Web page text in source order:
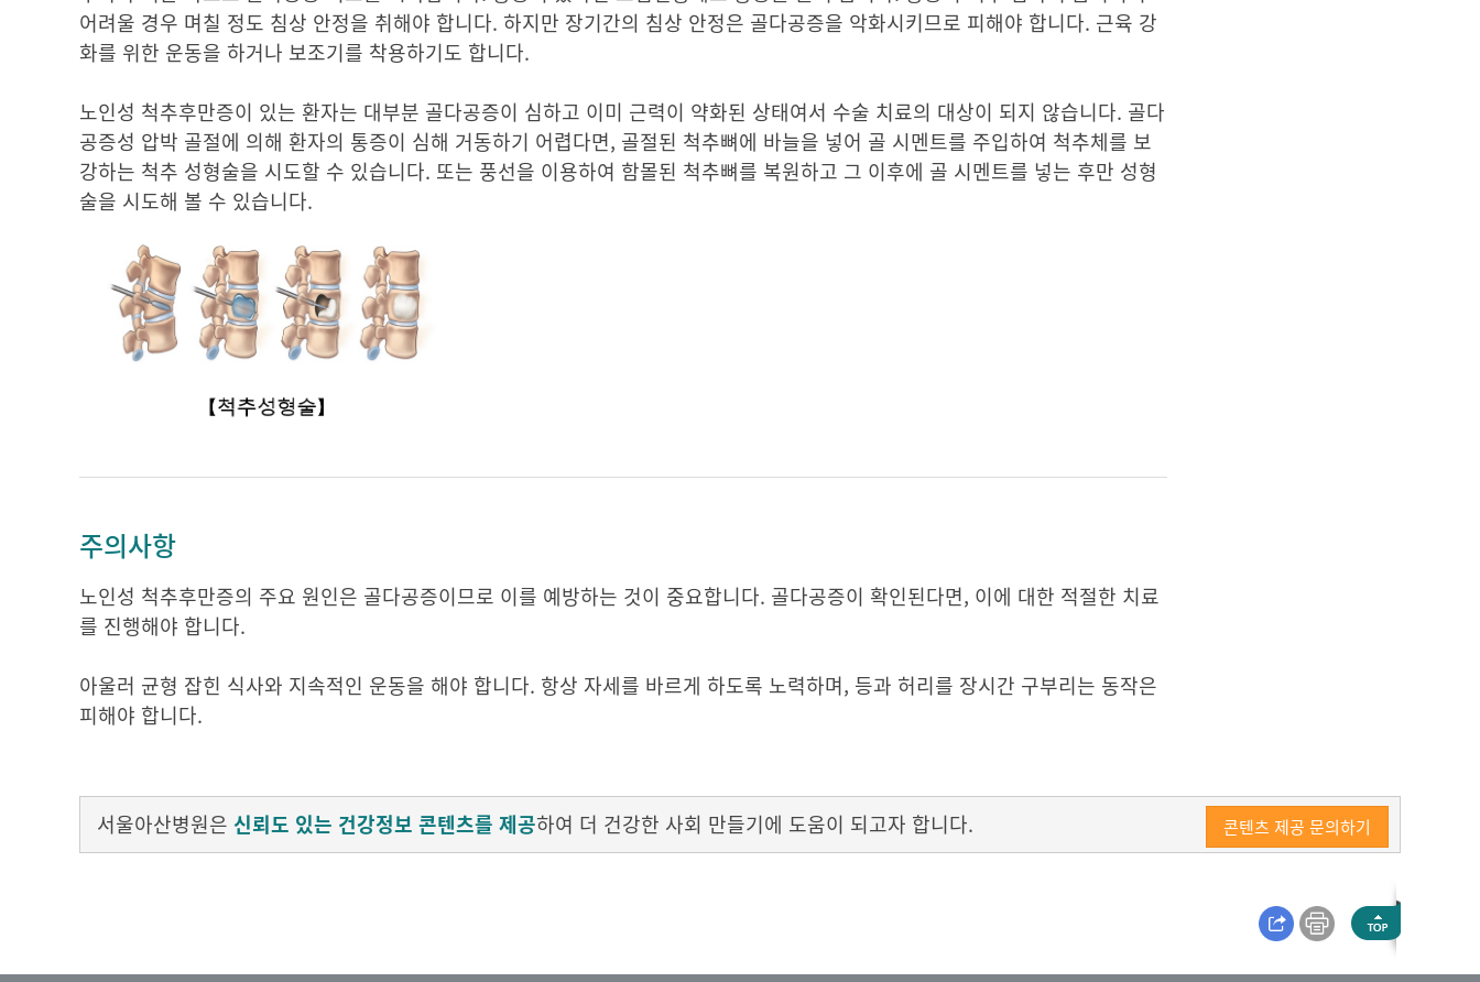
어려울 경우 며칠 정도 침상 안정을 취해야 합니다. 하지만 장기간의 침상 안정은 골다공증을 악화시키므로 피해야 합니다. 근육 강
화를 위한 운동을 하거나 보조기를 착용하기도 합니다.
노인성 척추후만증이 있는 환자는 대부분 골다공증이 심하고 이미 근력이 약화된 상태여서 수술 치료의 대상이 되지 않습니다. 골다
공증성 압박 골절에 의해 환자의 통증이 심해 거동하기 어렵다면, 골절된 척추뼈에 바늘을 넣어 골 시멘트를 주입하여 척추체를 보
강하는 척추 성형술을 시도할 수 있습니다. 또는 풍선을 이용하여 함몰된 척추뼈를 복원하고 그 이후에 골 시멘트를 넣는 후만 성형
술을 시도해 볼 수 있습니다.
주의사항
노인성 척추후만증의 주요 원인은 골다공증이므로 이를 예방하는 것이 중요합니다. 골다공증이 확인된다면, 이에 대한 적절한 치료
를 진행해야 합니다.
아울러 균형 잡힌 식사와 지속적인 운동을 해야 합니다. 항상 자세를 바르게 하도록 노력하며, 등과 허리를 장시간 구부리는 동작은
피해야 합니다.
서울아산병원은 신뢰도 있는 건강정보 콘텐츠를 제공하여 더 건강한 사회 만들기에 도움이 되고자 합니다. 콘텐츠 제공 문의하기